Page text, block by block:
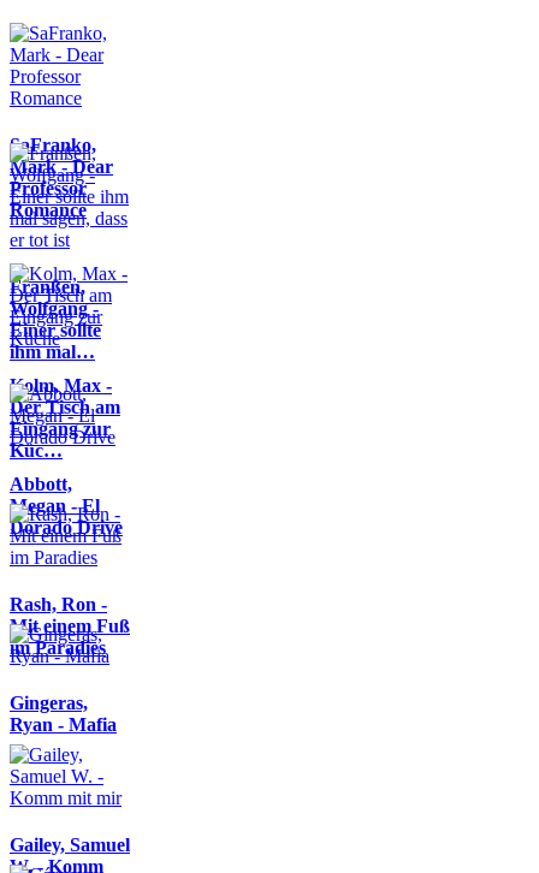
SaFranko,
Mark - Dear
Professor
Romance
Franßen,
Wolfgang -
Einer sollte
ihm mal…
Kolm, Max -
Der Tisch am
Eingang zur
Küc…
Abbott,
Megan - El
Dorado Drive
Rash, Ron -
Mit einem Fuß
im Paradies
Gingeras,
Ryan - Mafia
Gailey, Samuel
W. - Komm